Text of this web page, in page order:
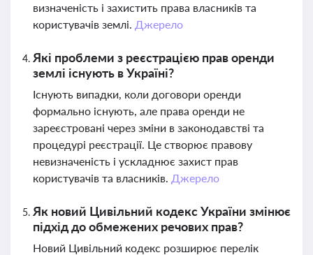
визначеність і захистить права власників та
користувачів землі. Джерело
Які проблеми з реєстрацією прав оренди
землі існують в Україні?
Існують випадки, коли договори оренди
формально існують, але права оренди не
зареєстровані через зміни в законодавстві та
процедурі реєстрації. Це створює правову
невизначеність і ускладнює захист прав
користувачів та власників. Джерело
Як новий Цивільний кодекс України змінює
підхід до обмежених речових прав?
Новий Цивільний кодекс розширює перелік